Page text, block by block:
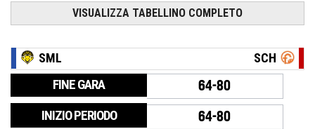
VISUALIZZA TABELLINO COMPLETO
SML SCH
FINE GARA 64-80
INIZIO PERIODO 64-80